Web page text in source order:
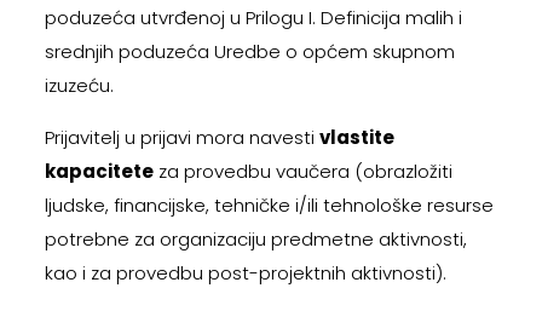
poduzeća utvrđenoj u Prilogu I. Definicija malih i
srednjih poduzeća Uredbe o općem skupnom
izuzeću.
Prijavitelj u prijavi mora navesti vlastite
kapaciteteza provedbu vaučera (obrazložiti
ljudske, financijske, tehničke i/ili tehnološke resurse
potrebne za organizaciju predmetne aktivnosti,
kao i za provedbu post-projektnih aktivnosti).